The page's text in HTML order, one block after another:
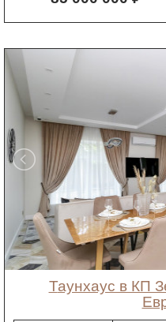
таунхаус в КП Зеленый Ветер-2 (КП